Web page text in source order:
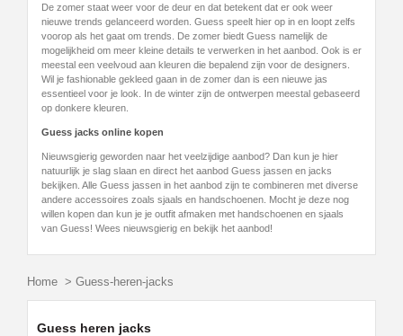
De zomer staat weer voor de deur en dat betekent dat er ook weer
nieuwe trends gelanceerd worden. Guess speelt hier op in en loopt zelfs
voorop als het gaat om trends. De zomer biedt Guess namelijk de
mogelijkheid om meer kleine details te verwerken in het aanbod. Ook is er
meestal een veelvoud aan kleuren die bepalend zijn voor de designers.
Wil je fashionable gekleed gaan in de zomer dan is een nieuwe jas
essentieel voor je look. In de winter zijn de ontwerpen meestal gebaseerd
op donkere kleuren.
Guess jacks online kopen
Nieuwsgierig geworden naar het veelzijdige aanbod? Dan kun je hier
natuurlijk je slag slaan en direct het aanbod Guess jassen en jacks
bekijken. Alle Guess jassen in het aanbod zijn te combineren met diverse
andere accessoires zoals sjaals en handschoenen. Mocht je deze nog
willen kopen dan kun je je outfit afmaken met handschoenen en sjaals
van Guess! Wees nieuwsgierig en bekijk het aanbod!
Home > Guess-heren-jacks
Guess heren jacks